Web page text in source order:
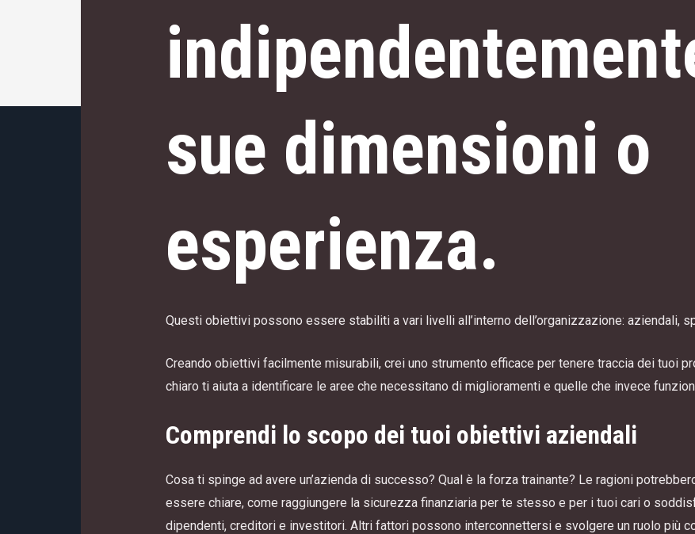
sue dimensioni o
esperienza.
Questi obiettivi possono essere stabiliti a vari livelli all’interno dell’organizzazione: aziendali,
Creando obiettivi facilmente misurabili, crei uno strumento efficace per tenere traccia dei tuoi
chiaro ti aiuta a identificare le aree che necessitano di miglioramenti e quelle che invece
Comprendi lo scopo dei tuoi obiettivi aziendali
Cosa ti spinge ad avere un’azienda di successo? Qual è la forza trainante? Le ragioni
essere chiare, come raggiungere la sicurezza finanziaria per te stesso e per i tuoi cari o
dipendenti, creditori e investitori. Altri fattori possono interconnettersi e svolgere un ruolo più